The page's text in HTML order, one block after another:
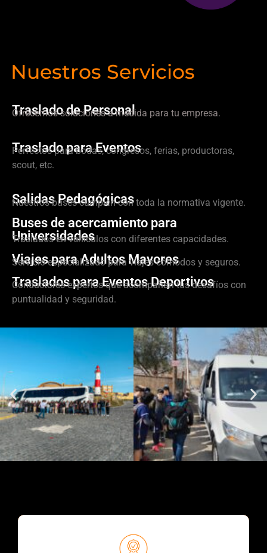
Nuestros Servicios
Traslado de Personal
Ofrecemos soluciones a medida para tu empresa.
Traslado para Eventos
Perfectos para bodas, congresos, ferias, productoras,
scout, etc.
Salidas Pedagógicas
Nuestros buses cumplen con toda la normativa vigente.
Buses de acercamiento para
Universidades
Traslados en vehículos con diferentes capacidades.
Viajes para Adultos Mayores
Servicio especializado para viajes cómodos y seguros.
Traslados para Eventos Deportivos
Conductores expertos que acompañan tus desafíos con
puntualidad y seguridad.